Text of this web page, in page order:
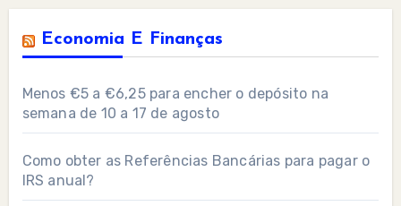
Economia E Finanças
Menos €5 a €6,25 para encher o depósito na
semana de 10 a 17 de agosto
Como obter as Referências Bancárias para pagar o
IRS anual?